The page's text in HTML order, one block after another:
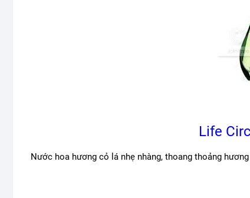
Life
Nước hoa hương cỏ lá nhẹ nhàng, thoang thoảng